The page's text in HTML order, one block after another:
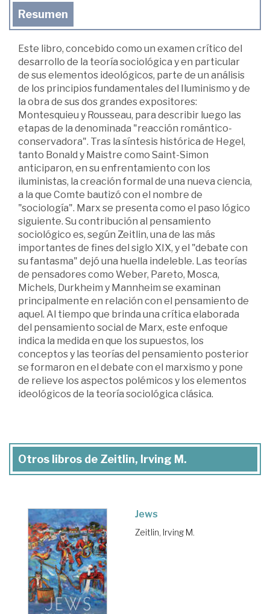
Resumen
Este libro, concebido como un examen crítico del
desarrollo de la teoría sociológica y en particular
de sus elementos ideológicos, parte de un análisis
de los principios fundamentales del Iluminismo y de
la obra de sus dos grandes expositores:
Montesquieu y Rousseau, para describir luego las
etapas de la denominada "reacción romántico-
conservadora". Tras la síntesis histórica de Hegel,
tanto Bonald y Maistre como Saint-Simon
anticiparon, en su enfrentamiento con los
iluministas, la creación formal de una nueva ciencia,
a la que Comte bautizó con el nombre de
"sociología". Marx se presenta como el paso lógico
siguiente. Su contribución al pensamiento
sociológico es, según Zeitlin, una de las más
importantes de fines del siglo XIX, y el "debate con
su fantasma" dejó una huella indeleble. Las teorías
de pensadores como Weber, Pareto, Mosca,
Michels, Durkheim y Mannheim se examinan
principalmente en relación con el pensamiento de
aquel. Al tiempo que brinda una crítica elaborada
del pensamiento social de Marx, este enfoque
indica la medida en que los supuestos, los
conceptos y las teorías del pensamiento posterior
se formaron en el debate con el marxismo y pone
de relieve los aspectos polémicos y los elementos
ideológicos de la teoría sociológica clásica.
Otros libros de Zeitlin, Irving M.
Jews
Zeitlin, Irving M.